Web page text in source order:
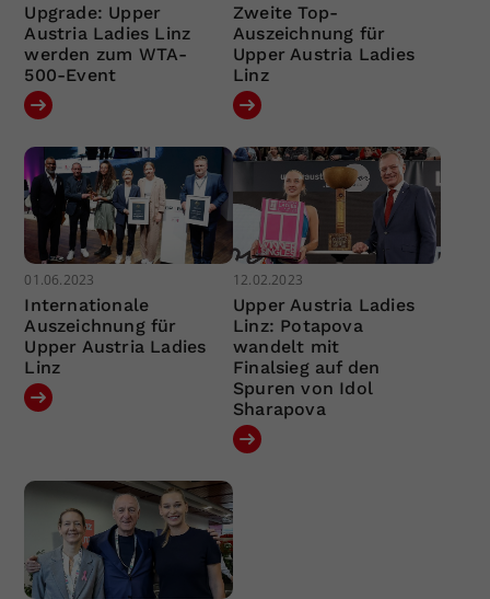
Upgrade: Upper
Austria Ladies Linz
werden zum WTA-
500-Event
Zweite Top-
Auszeichnung für
Upper Austria Ladies
Linz
01.06.2023
Internationale
Auszeichnung für
Upper Austria Ladies
Linz
12.02.2023
Upper Austria Ladies
Linz: Potapova
wandelt mit
Finalsieg auf den
Spuren von Idol
Sharapova